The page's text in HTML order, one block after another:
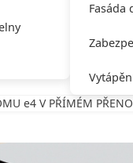
Fasáda
e4 V PŘÍMÉM